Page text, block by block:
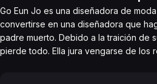
Go Eun Jo es una diseñadora de
convertirse en una diseñadora que
padre muerto. Debido a la traición de
pierde todo. Ella jura vengarse de los